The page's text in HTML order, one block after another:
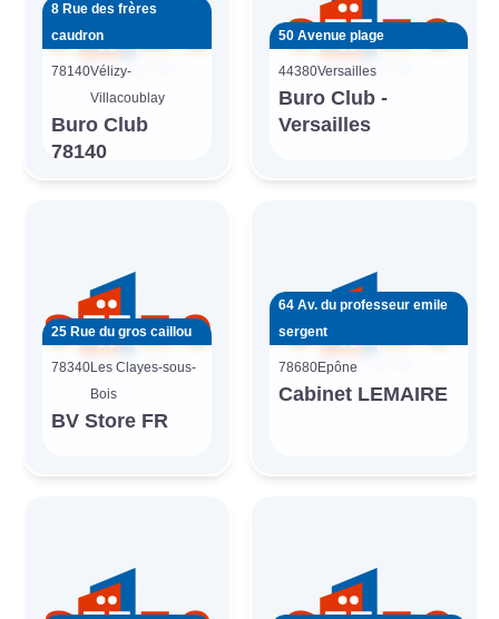
8 Rue des frères
caudron
78140Vélizy-
Villacoublay
Buro Club
78140
50 Avenue plage
44380Versailles
Buro Club -
Versailles
25 Rue du gros caillou
78340Les Clayes-sous-
Bois
BV Store FR
64 Av. du professeur emile
sergent
78680Epône
Cabinet LEMAIRE